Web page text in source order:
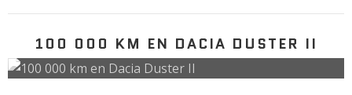
100 000 KM EN DACIA DUSTER II